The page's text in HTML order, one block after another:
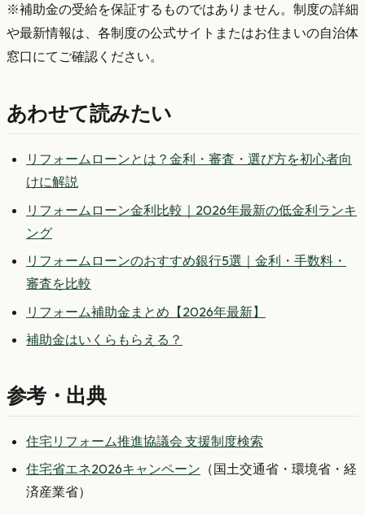
※補助金の受給を保証するものではありません。制度の詳細
や最新情報は、各制度の公式サイトまたはお住まいの自治体
窓口にてご確認ください。
あわせて読みたい
リフォームローンとは？金利・審査・選び方を初心者向
けに解説
リフォームローン金利比較｜2026年最新の低金利ランキ
ング
リフォームローンのおすすめ銀行5選｜金利・手数料・
審査を比較
リフォーム補助金まとめ【2026年最新】
補助金はいくらもらえる？
参考・出典
住宅リフォーム推進協議会 支援制度検索
住宅省エネ2026キャンペーン （国土交通省・環境省・経
済産業省）